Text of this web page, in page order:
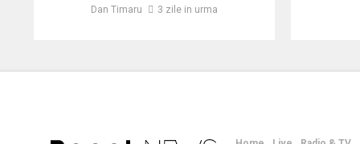
Dan Timaru 3 zile in urma